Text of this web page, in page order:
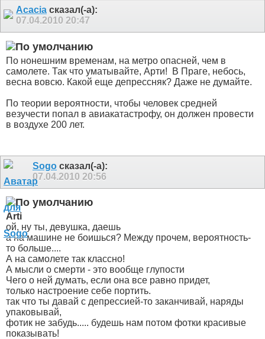
Acacia сказал(-а):
07.04.2010 20:47
По нонешним временам, на метро опасней, чем в
самолете. Так что уматывайте, Арти!
В Праге, небось,
весна вовсю. Какой еще депрессняк? Даже не думайте.
По теории вероятности, чтобы человек средней
везучести попал в авиакатастрофу, он должен провести
в воздухе 200 лет.
Sogo сказал(-а):
07.04.2010 20:56
Arti
ой, ну ты, девушка, даешь
а на машине не боишься? Между прочем, вероятность-
то больше....
А на самолете так классно!
А мысли о смерти - это вообще глупости
Чего о ней думать, если она все равно придет,
только настроение себе портить.
так что ты давай с депрессией-то заканчивай, наряды
упаковывай,
фотик не забудь..... будешь нам потом фотки красивые
показывать!